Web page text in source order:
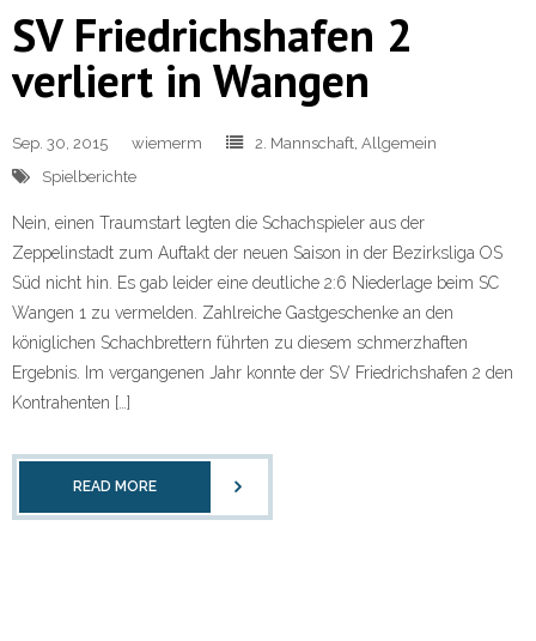
SV Friedrichshafen 2
verliert in Wangen
Sep. 30, 2015 wiemerm 2. Mannschaft, Allgemein
Spielberichte
Nein, einen Traumstart legten die Schachspieler aus der
Zeppelinstadt zum Auftakt der neuen Saison in der Bezirksliga OS
Süd nicht hin. Es gab leider eine deutliche 2:6 Niederlage beim SC
Wangen 1 zu vermelden. Zahlreiche Gastgeschenke an den
königlichen Schachbrettern führten zu diesem schmerzhaften
Ergebnis. Im vergangenen Jahr konnte der SV Friedrichshafen 2 den
Kontrahenten […]
READ MORE